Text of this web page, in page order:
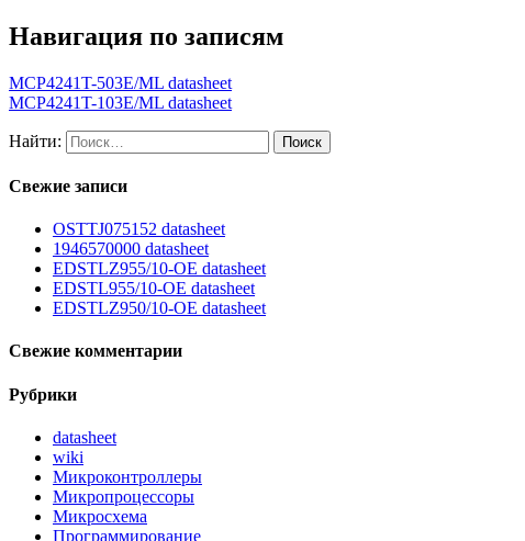
Навигация по записям
MCP4241T-503E/ML datasheet
MCP4241T-103E/ML datasheet
Найти:
Свежие записи
OSTTJ075152 datasheet
1946570000 datasheet
EDSTLZ955/10-OE datasheet
EDSTL955/10-OE datasheet
EDSTLZ950/10-OE datasheet
Свежие комментарии
Рубрики
datasheet
wiki
Микроконтроллеры
Микропроцессоры
Микросхема
Программирование